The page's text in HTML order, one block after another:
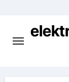
content